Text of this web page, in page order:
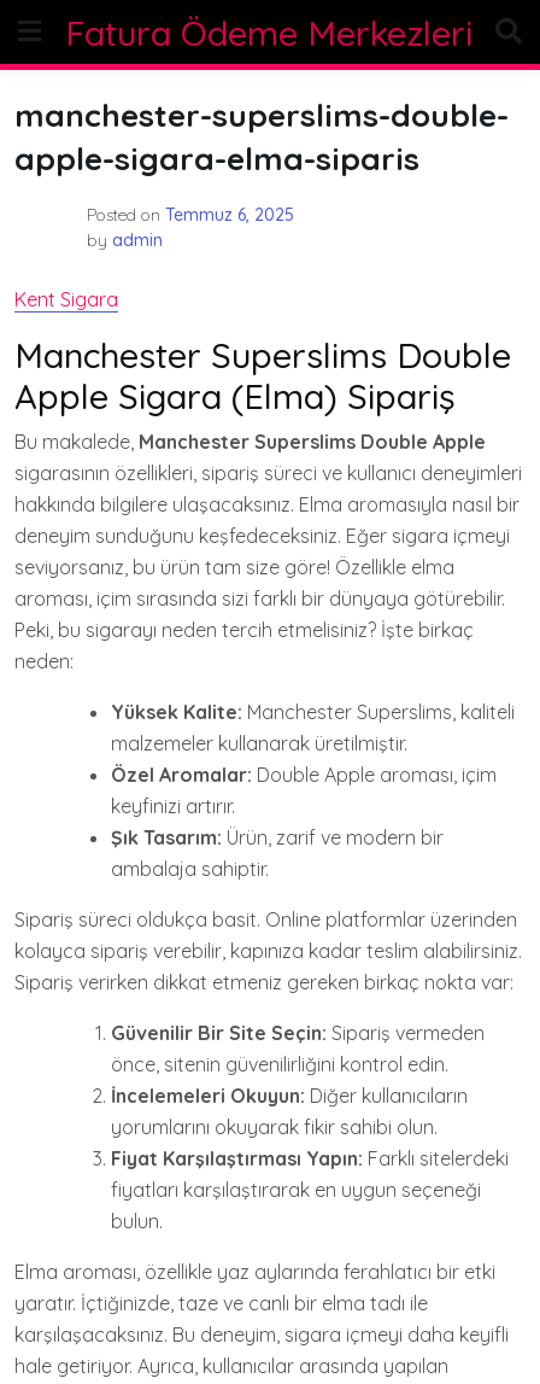
content
Fatura Ödeme Merkezleri
manchester-superslims-double-
apple-sigara-elma-siparis
Posted on Temmuz 6, 2025
by admin
Kent Sigara
Manchester Superslims Double
Apple Sigara (Elma) Sipariş
Bu makalede, Manchester Superslims Double Apple
sigarasının özellikleri, sipariş süreci ve kullanıcı deneyimleri
hakkında bilgilere ulaşacaksınız. Elma aromasıyla nasıl bir
deneyim sunduğunu keşfedeceksiniz. Eğer sigara içmeyi
seviyorsanız, bu ürün tam size göre! Özellikle elma
aroması, içim sırasında sizi farklı bir dünyaya götürebilir.
Peki, bu sigarayı neden tercih etmelisiniz? İşte birkaç
neden:
Yüksek Kalite: Manchester Superslims, kaliteli
malzemeler kullanarak üretilmiştir.
Özel Aromalar: Double Apple aroması, içim
keyfinizi artırır.
Şık Tasarım: Ürün, zarif ve modern bir
ambalaja sahiptir.
Sipariş süreci oldukça basit. Online platformlar üzerinden
kolayca sipariş verebilir, kapınıza kadar teslim alabilirsiniz.
Sipariş verirken dikkat etmeniz gereken birkaç nokta var:
Güvenilir Bir Site Seçin: Sipariş vermeden
önce, sitenin güvenilirliğini kontrol edin.
İncelemeleri Okuyun: Diğer kullanıcıların
yorumlarını okuyarak fikir sahibi olun.
Fiyat Karşılaştırması Yapın: Farklı sitelerdeki
fiyatları karşılaştırarak en uygun seçeneği
bulun.
Elma aroması, özellikle yaz aylarında ferahlatıcı bir etki
yaratır. İçtiğinizde, taze ve canlı bir elma tadı ile
karşılaşacaksınız. Bu deneyim, sigara içmeyi daha keyifli
hale getiriyor. Ayrıca, kullanıcılar arasında yapılan